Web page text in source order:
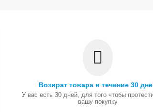
Возврат товара в течение 30
У вас есть 30 дней, для того чтобы
вашу покупку